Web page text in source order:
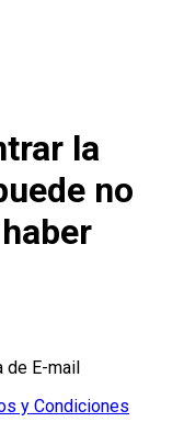
la
no
de E-mail
y Condiciones